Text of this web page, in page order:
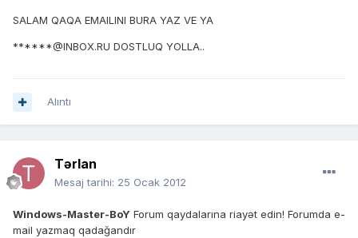
SALAM QAQA EMAILINI BURA YAZ VE YA
******@INBOX.RU DOSTLUQ YOLLA..
Alıntı
Tərlan
Mesaj tarihi: 25 Ocak 2012
Windows-Master-BoY Forum qaydalarına riayət edin! Forumda e-
mail yazmaq qadağandır